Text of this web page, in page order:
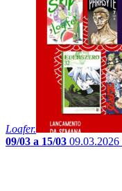
Loafer.
09/03 a 15/03 09.03.2026